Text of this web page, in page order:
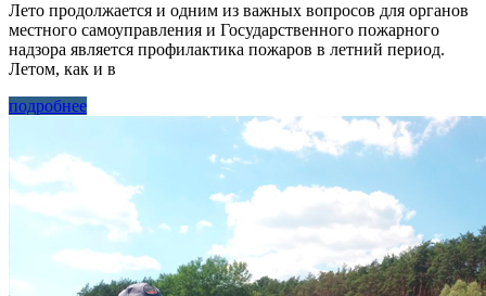
Лето продолжается и одним из важных вопросов для органов
местного самоуправления и Государственного пожарного
надзора является профилактика пожаров в летний период.
Летом, как и в
подробнее